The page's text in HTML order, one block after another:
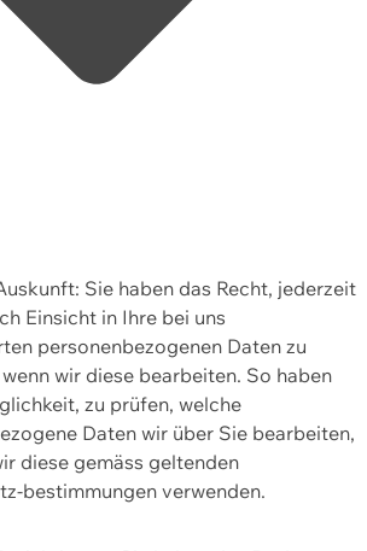
Sie haben das Recht, jederzeit
Einsicht in Ihre bei uns
personenbezogenen Daten zu
wir diese bearbeiten. So haben
zu prüfen, welche
Daten wir über Sie bearbeiten,
diese gemäss geltenden
bestimmungen verwenden.